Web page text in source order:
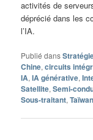
activités de
déprécié dans les
l’IA.
Publié dans
Chine,circuits
IA,IA générative,
Satellite,Semi-
Sous-traitant,Taïwan